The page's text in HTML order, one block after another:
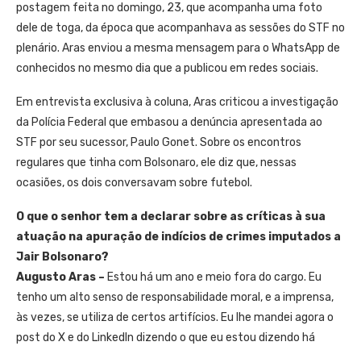
postagem feita no domingo, 23, que acompanha uma foto
dele de toga, da época que acompanhava as sessões do STF no
plenário. Aras enviou a mesma mensagem para o WhatsApp de
conhecidos no mesmo dia que a publicou em redes sociais.
Em entrevista exclusiva à coluna, Aras criticou a investigação
da Polícia Federal que embasou a denúncia apresentada ao
STF por seu sucessor, Paulo Gonet. Sobre os encontros
regulares que tinha com Bolsonaro, ele diz que, nessas
ocasiões, os dois conversavam sobre futebol.
O que o senhor tem a declarar sobre as críticas à sua
atuação na apuração de indícios de crimes imputados a
Jair Bolsonaro?
Augusto Aras – Estou há um ano e meio fora do cargo. Eu
tenho um alto senso de responsabilidade moral, e a imprensa,
às vezes, se utiliza de certos artifícios. Eu lhe mandei agora o
post do X e do LinkedIn dizendo o que eu estou dizendo há